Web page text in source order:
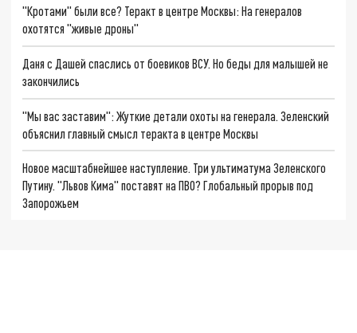
"Кротами" были все? Теракт в центре Москвы: На генералов
охотятся "живые дроны"
Даня с Дашей спаслись от боевиков ВСУ. Но беды для малышей не
закончились
"Мы вас заставим": Жуткие детали охоты на генерала. Зеленский
объяснил главный смысл теракта в центре Москвы
Новое масштабнейшее наступление. Три ультиматума Зеленского
Путину. "Львов Кима" поставят на ПВО? Глобальный прорыв под
Запорожьем